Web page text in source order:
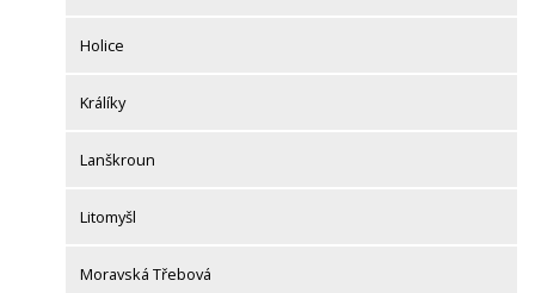
Holice
Králíky
Lanškroun
Litomyšl
Moravská Třebová